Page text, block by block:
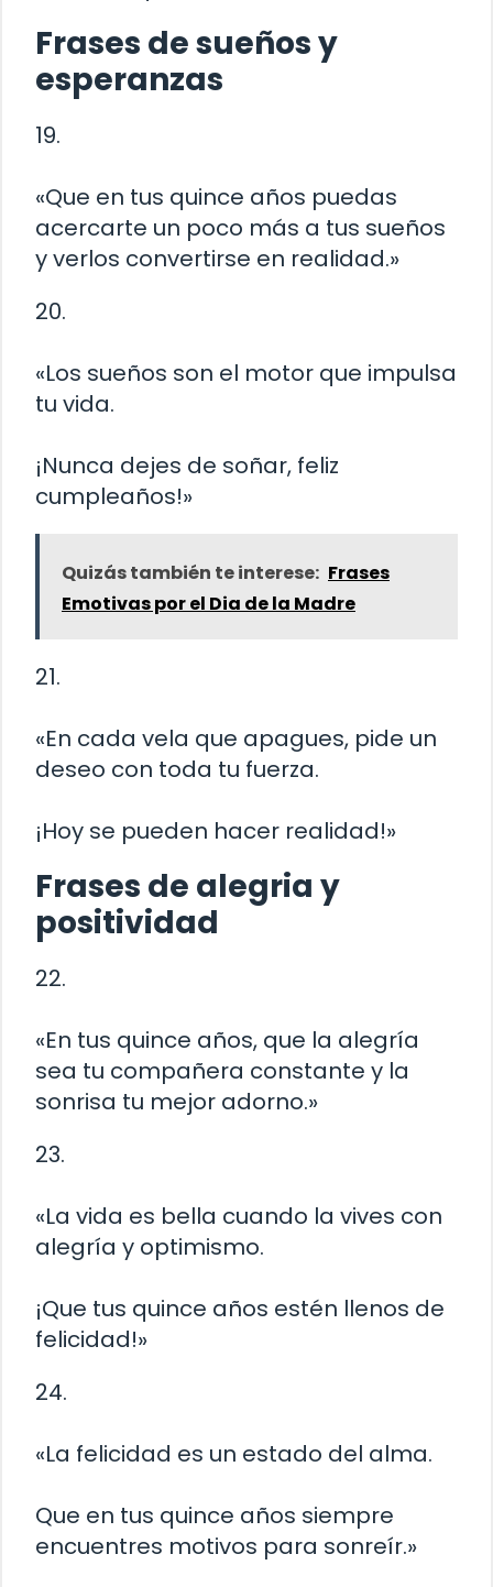
Frases de sueños y
esperanzas
19.
«Que en tus quince años puedas
acercarte un poco más a tus sueños
y verlos convertirse en realidad.»
20.
«Los sueños son el motor que impulsa
tu vida.
¡Nunca dejes de soñar, feliz
cumpleaños!»
Quizás también te interese: Frases
Emotivas por el Dia de la Madre
21.
«En cada vela que apagues, pide un
deseo con toda tu fuerza.
¡Hoy se pueden hacer realidad!»
Frases de alegria y
positividad
22.
«En tus quince años, que la alegría
sea tu compañera constante y la
sonrisa tu mejor adorno.»
23.
«La vida es bella cuando la vives con
alegría y optimismo.
¡Que tus quince años estén llenos de
felicidad!»
24.
«La felicidad es un estado del alma.
Que en tus quince años siempre
encuentres motivos para sonreír.»